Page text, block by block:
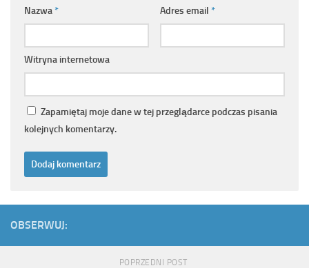
Nazwa* Adres email *
Witryna internetowa
Zapamiętaj moje dane w tej przeglądarce podczas pisania
kolejnych komentarzy.
OBSERWUJ:
POPRZEDNI POST